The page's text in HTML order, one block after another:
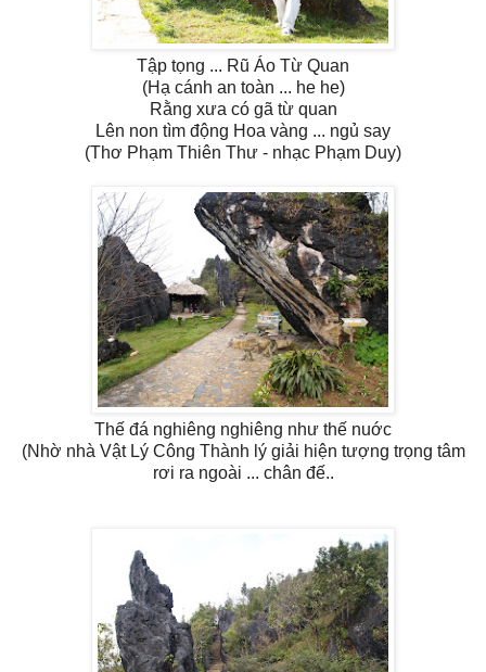
Tập tọng ... Rũ Áo Từ Quan
(Hạ cánh an toàn ... he he)
Rằng xưa có gã từ quan
Lên non tìm động Hoa vàng ... ngủ say
(Thơ Phạm Thiên Thư - nhạc Phạm Duy)
Thế đá nghiêng nghiêng như thế nuớc
(Nhờ nhà Vật Lý Công Thành lý giải hiện tượng trọng tâm
rơi ra ngoài ... chân đế..